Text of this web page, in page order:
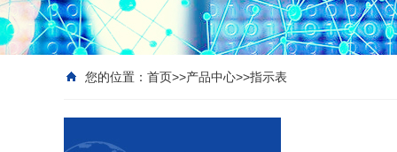
您的位置： 首页>>产品中心>>指示表